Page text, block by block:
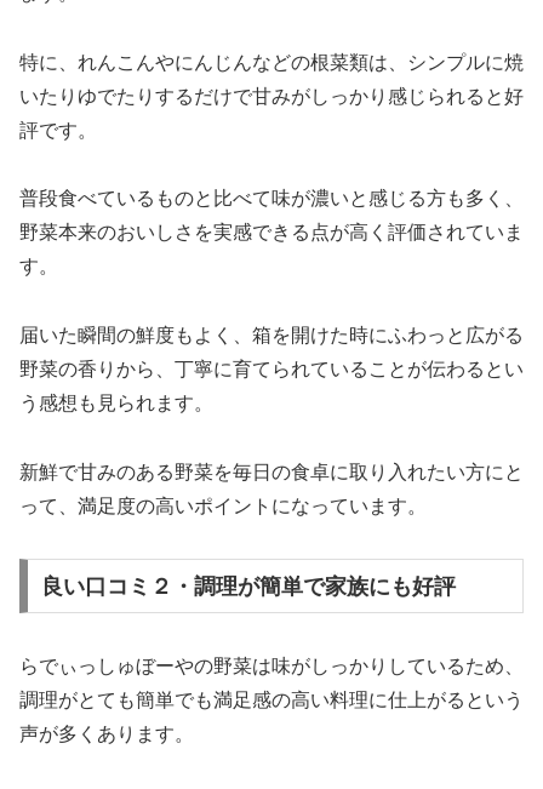
特に、れんこんやにんじんなどの根菜類は、シンプルに焼
いたりゆでたりするだけで甘みがしっかり感じられると好
評です。
普段食べているものと比べて味が濃いと感じる方も多く、
野菜本来のおいしさを実感できる点が高く評価されていま
す。
届いた瞬間の鮮度もよく、箱を開けた時にふわっと広がる
野菜の香りから、丁寧に育てられていることが伝わるとい
う感想も見られます。
新鮮で甘みのある野菜を毎日の食卓に取り入れたい方にと
って、満足度の高いポイントになっています。
良い口コミ２・調理が簡単で家族にも好評
らでぃっしゅぼーやの野菜は味がしっかりしているため、
調理がとても簡単でも満足感の高い料理に仕上がるという
声が多くあります。